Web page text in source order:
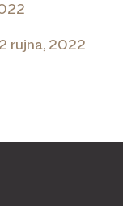
2 rujna, 2022